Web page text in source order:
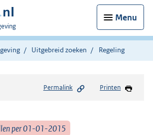
Menu
Uitgebreid zoeken Regeling
Permalink Printen
per 01-01-2015